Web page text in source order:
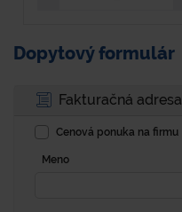
Dopytový formulár
Fakturačná adresa
Cenová ponuka na firmu
Meno